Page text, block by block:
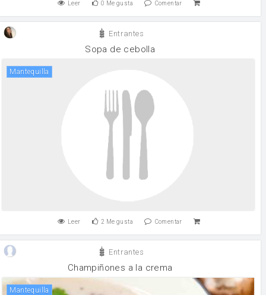
Leer 0 Me gusta Comentar
Entrantes
Sopa de cebolla
mantequilla
Leer 2 Me gusta Comentar
Entrantes
Champiñones a la crema
mantequilla